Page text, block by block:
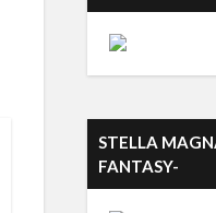
STELLA
FANTASY-